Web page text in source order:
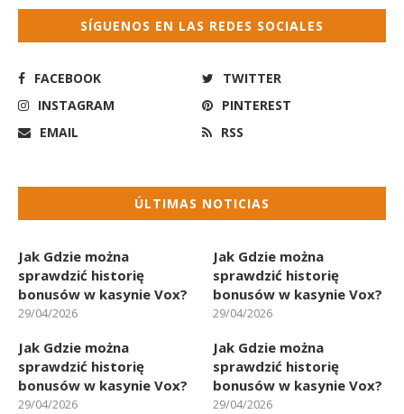
SÍGUENOS EN LAS REDES SOCIALES
FACEBOOK
TWITTER
INSTAGRAM
PINTEREST
EMAIL
RSS
ÚLTIMAS NOTICIAS
Jak Gdzie można
sprawdzić historię
bonusów w kasynie Vox?
29/04/2026
Jak Gdzie można
sprawdzić historię
bonusów w kasynie Vox?
29/04/2026
Jak Gdzie można
sprawdzić historię
bonusów w kasynie Vox?
29/04/2026
Jak Gdzie można
sprawdzić historię
bonusów w kasynie Vox?
29/04/2026